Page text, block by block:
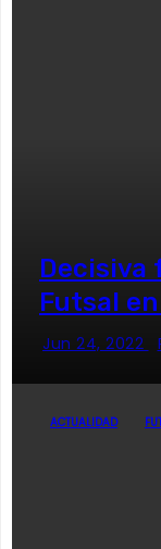
Decisiva
Futsal
Jun 24, 2022
ACTUALIDAD